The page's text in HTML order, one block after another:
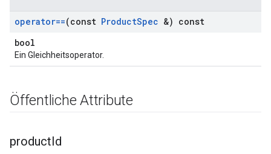
operator==(const ProductSpec &) const
bool
Ein Gleichheitsoperator.
Öffentliche Attribute
productId